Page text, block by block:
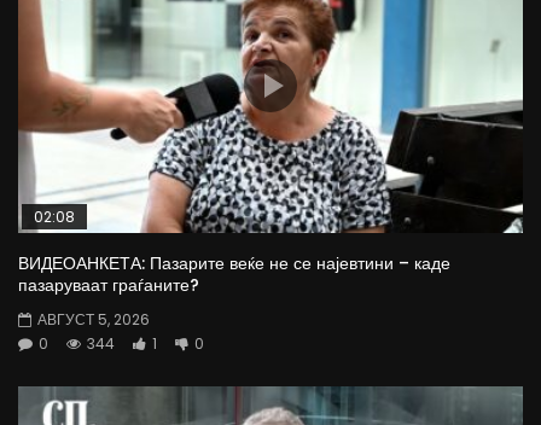
02:08
ВИДЕОАНКЕТА: Пазарите веќе не се најевтини – каде
пазаруваат граѓаните?
АВГУСТ 5, 2026
0
344 1 0